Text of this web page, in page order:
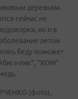
деревьям.
сейчас не
но и в
летом
беду поможет
пик", "ХОМ"
(фото),